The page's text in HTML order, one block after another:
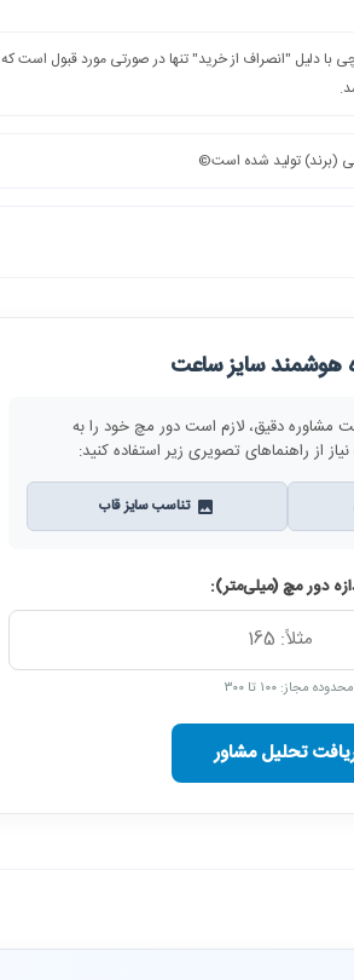
با دلیل "انصراف از خرید" تنها در صورتی مورد قبول است که
(برند) تولید شده است©️
هوشمند سایز ساعت
مشاوره دقیق، لازم است دور مچ خود را به
از راهنماهای تصویری زیر استفاده کنید:
تناسب سایز قاب
دور مچ (میلی‌متر):
محدوده مجاز: ۱۰۰ تا ۳۰۰
تحلیل مشاور